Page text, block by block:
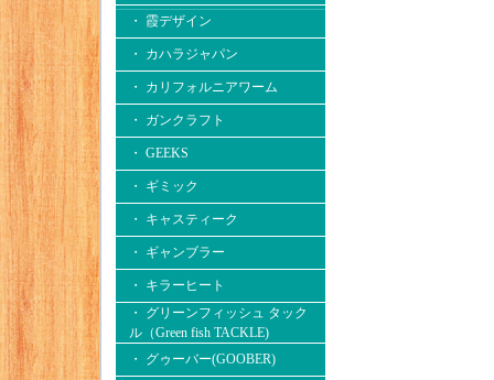
・ 霞デザイン
・ カハラジャパン
・ カリフォルニアワーム
・ ガンクラフト
・ GEEKS
・ ギミック
・ キャスティーク
・ ギャンブラー
・ キラーヒート
・ グリーンフィッシュ タック
ル（Green fish TACKLE)
・ グゥーバー(GOOBER)